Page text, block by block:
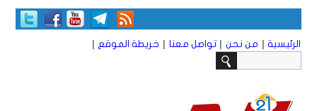
الرئيسية | من نحن | تواصل معنا | خريطة الموقع |